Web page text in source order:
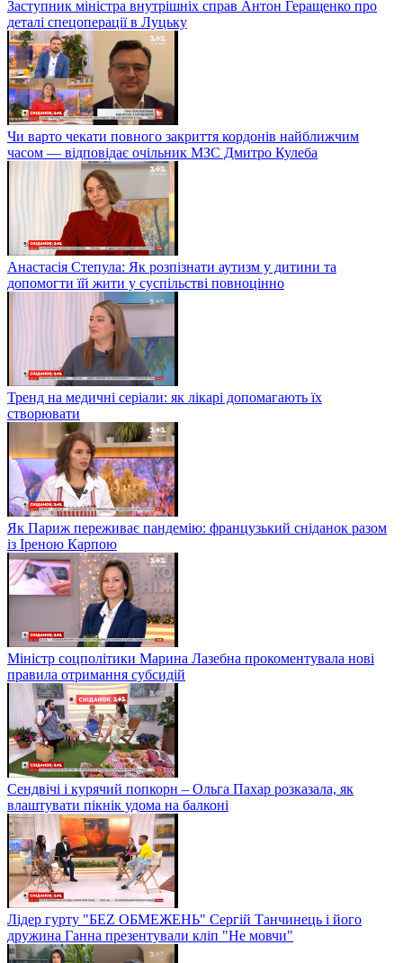
Заступник міністра внутрішніх справ Антон Геращенко про
деталі спецоперації в Луцьку
Чи варто чекати повного закриття кордонів найближчим
часом — відповідає очільник МЗС Дмитро Кулеба
Анастасія Степула: Як розпізнати аутизм у дитини та
допомогти їй жити у суспільстві повноцінно
Тренд на медичні серіали: як лікарі допомагають їх
створювати
Як Париж переживає пандемію: французький сніданок разом
із Іреною Карпою
Міністр соцполітики Марина Лазебна прокоментувала нові
правила отримання субсидій
Сендвічі і курячий попкорн – Ольга Пахар розказала, як
влаштувати пікнік удома на балконі
Лідер гурту "БЕZ ОБМЕЖЕНЬ" Сергій Танчинець і його
дружина Ганна презентували кліп "Не мовчи"